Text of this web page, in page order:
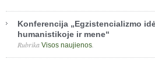
Konferencija „Egzistencializmo
humanistikoje ir mene“
Rubrika Visos naujienos